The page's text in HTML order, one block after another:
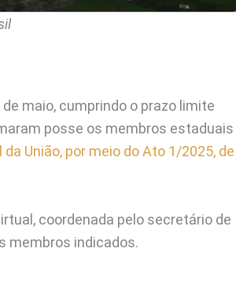
maio, cumprindo o prazo limite
posse os membros estaduais
da União, por meio do Ato 1/2025, de
coordenada pelo secretário de
membros indicados.